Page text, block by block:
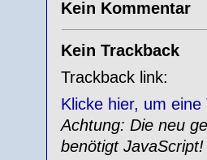
Kein Kommentar
Kein Trackback
Trackback link:
Klicke hier, um
Achtung: Die neu
benötigt JavaScript!